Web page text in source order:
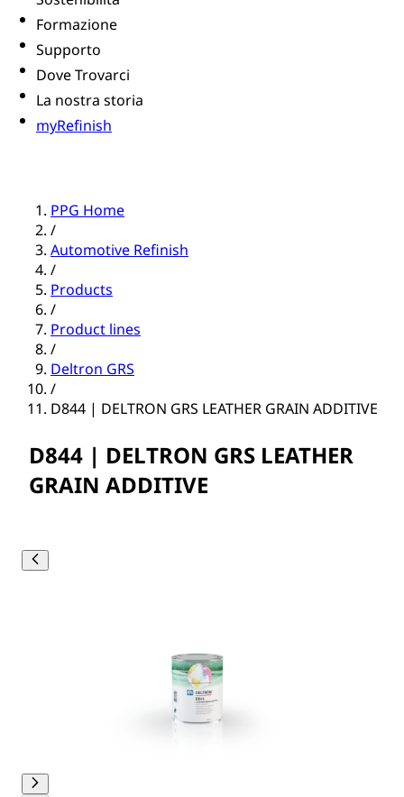
Formazione
Supporto
Dove Trovarci
La nostra storia
myRefinish
PPG Home
/
Automotive Refinish
/
Products
/
Product lines
/
Deltron GRS
/
D844 | DELTRON GRS LEATHER GRAIN ADDITIVE
D844 | DELTRON GRS LEATHER
GRAIN ADDITIVE